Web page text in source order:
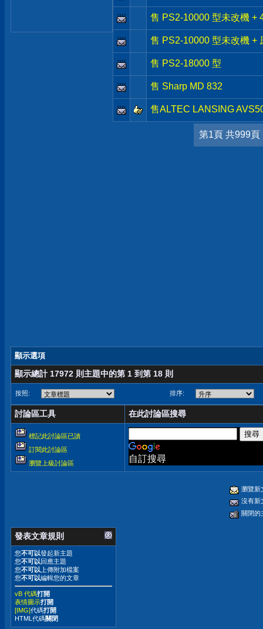
售 PS2-10000 型未改機 +
售 PS2-10000 型未改機 +
售 PS2-18000 型
售 Sharp MD 832
售ALTEC LANSING
第1頁 共999頁
顯示選項
顯示總計 17972 則主題中的第 1 到第 18 則
按照: 排序:
討論區工具 在此討論區搜尋
標記此討論區已讀
訂閱此討論區
瀏覽上級討論區
自訂搜尋
瀏覽新
沒有新
關閉的
發表文章規則
您不可以發起新主題
您不可以回應主題
您不可以 上傳附加檔案
您不可以編輯您的文章
vB 代碼打開
表情圖示打開
[IMG]代碼打開
HTML代碼關閉